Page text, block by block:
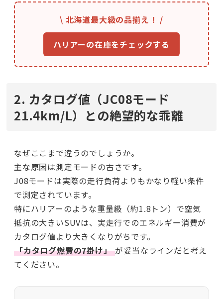
\ 北海道最大級の品揃え！ /
ハリアーの在庫をチェックする
2. カタログ値（JC08モード
21.4km/L）との絶望的な乖離
なぜここまで違うのでしょうか。
主な原因は測定モードの古さです。
J08モードは実際の走行負荷よりもかなり軽い条件
で測定されています。
特にハリアーのような重量級（約1.8トン）で空気
抵抗の大きいSUVは、実走行でのエネルギー消費が
カタログ値より大きくなりがちです。
「カタログ燃費の7掛け」が妥当なラインだと考え
てください。